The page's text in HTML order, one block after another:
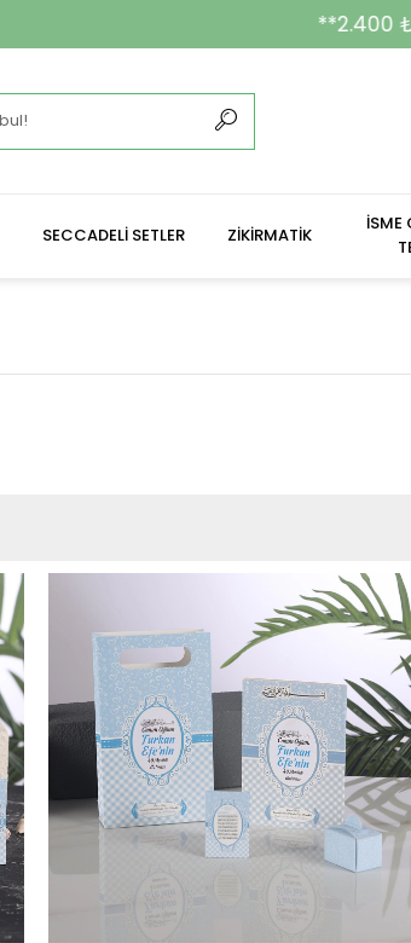
**2.400 ₺ Ve Üzeri
SECCADELİ SETLER ZİKİRMATİK
İSME